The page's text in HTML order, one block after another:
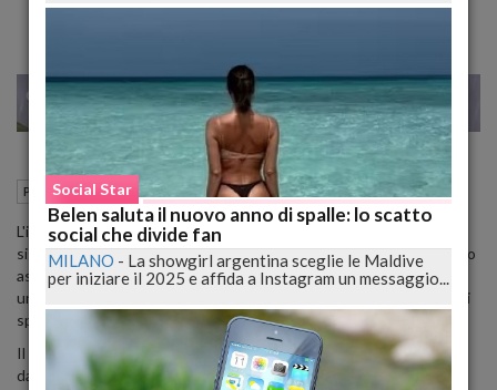
MILANO 22 25
Pazzo WEB Roma (RM) 01 Luglio 2024 11:00
L'inizio del mese di luglio segna un periodo di cambiamenti astrali
significativi, con Mercurio, Venere e Marte che rivoluzionano il cielo
astrologico. Il transito di Mercurio nel segno del Leone promette
un'energia comunicativa vivace e diretta fino al 25 luglio, quando si
sposterà nella pragmatica Vergine.
Il compleanno del Leone, celebrato il 11 luglio, è caratterizzato
dall'arrivo di Venere nel segno, portando con sé un'atmosfera di
Social Star
Belen saluta il nuovo anno di spalle: lo scatto
social che divide fan
MILANO - La showgirl argentina sceglie le Maldive
per iniziare il 2025 e affida a Instagram un messaggio...